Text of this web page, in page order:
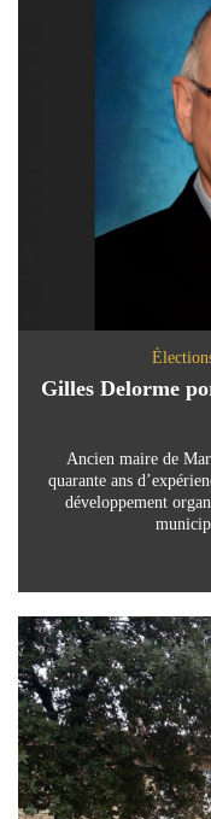
Gilles Delorme
Ancien maire de
quarante ans
développement